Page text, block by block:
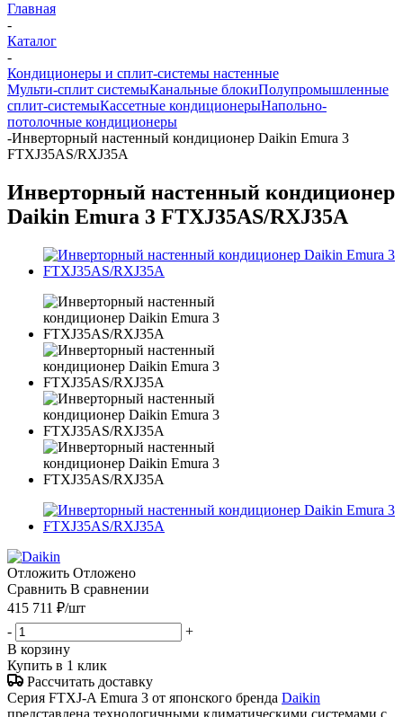
Главная
-
Каталог
-
Кондиционеры и сплит-системы настенные
Мульти-сплит системыКанальные блокиПолупромышленные
сплит-системыКассетные кондиционерыНапольно-
потолочные кондиционеры
-Инверторный настенный кондиционер Daikin Emura 3
FTXJ35AS/RXJ35A
Инверторный настенный кондиционер
Daikin Emura 3 FTXJ35AS/RXJ35A
Отложить Отложено
Сравнить В сравнении
415 711 ₽/шт
-
+
В корзину
Купить в 1 клик
Рассчитать доставку
Серия FTXJ-A Emura 3 от японского бренда Daikin
представлена технологичными климатическими системами с